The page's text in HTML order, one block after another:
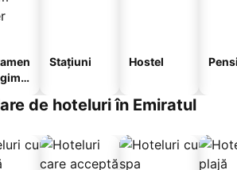
Stațiuni Hostel
de hoteluri în Emiratul